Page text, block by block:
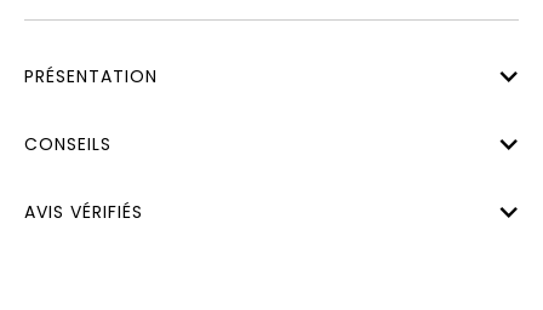
PRÉSENTATION
CONSEILS
AVIS VÉRIFIÉS